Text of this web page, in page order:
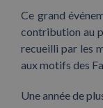
Ce grand
contribution au
recueilli par les
aux motifs des
Une année de